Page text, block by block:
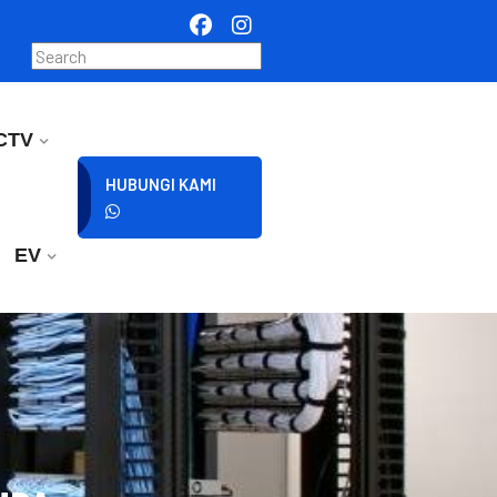
EV
HUBUNGI KAMI